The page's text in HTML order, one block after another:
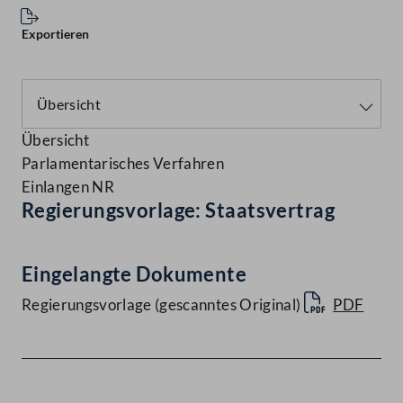
Exportieren
Übersicht
Parlamentarisches Verfahren
Einlangen NR
Regierungsvorlage: Staatsvertrag
Eingelangte Dokumente
Regierungsvorlage (gescanntes Original) PDF